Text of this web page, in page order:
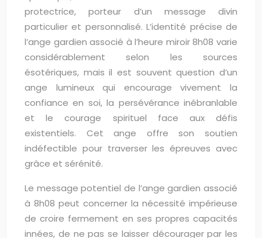
protectrice, porteur d’un message divin
particulier et personnalisé. L’identité précise de
l’ange gardien associé à l’heure miroir 8h08 varie
considérablement selon les sources
ésotériques, mais il est souvent question d’un
ange lumineux qui encourage vivement la
confiance en soi, la persévérance inébranlable
et le courage spirituel face aux défis
existentiels. Cet ange offre son soutien
indéfectible pour traverser les épreuves avec
grâce et sérénité.
Le message potentiel de l’ange gardien associé
à 8h08 peut concerner la nécessité impérieuse
de croire fermement en ses propres capacités
innées, de ne pas se laisser décourager par les